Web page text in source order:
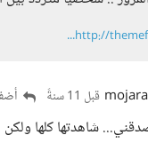
http://
قبل 11 سنةً
شاهدتها كلها ولكن